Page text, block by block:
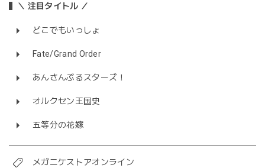
＼ 注目タイトル ／
どこでもいっしょ
Fate/Grand Order
あんさんぶるスターズ！
オルクセン王国史
五等分の花嫁
メガニケストアオンライン